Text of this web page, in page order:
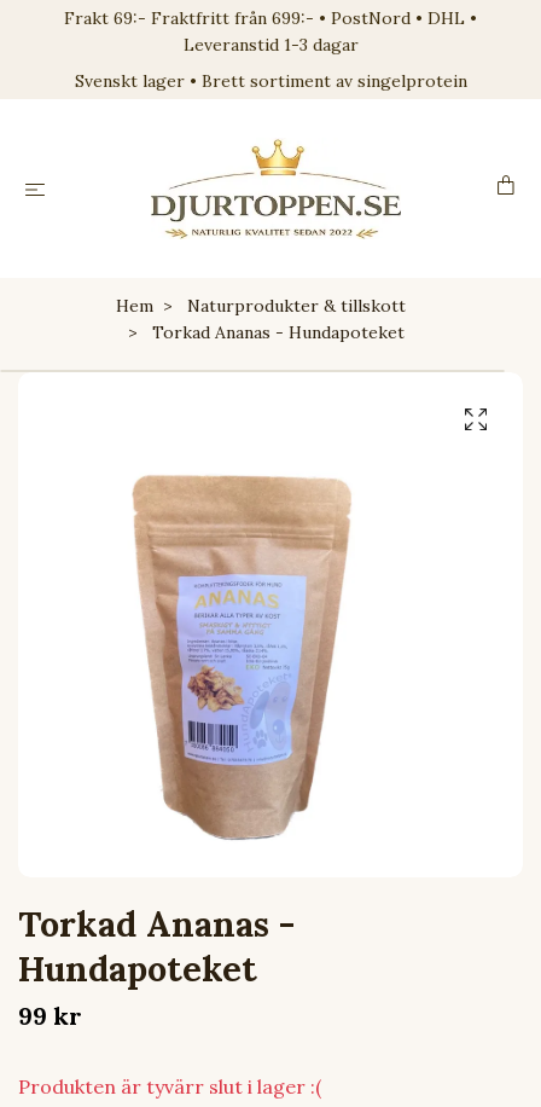
Frakt 69:- Fraktfritt från 699:- • PostNord • DHL •
Leveranstid 1-3 dagar
Svenskt lager • Brett sortiment av singelprotein
Hem
Naturprodukter & tillskott
Torkad Ananas - Hundapoteket
Torkad Ananas -
Hundapoteket
99 kr
Produkten är tyvärr slut i lager :(